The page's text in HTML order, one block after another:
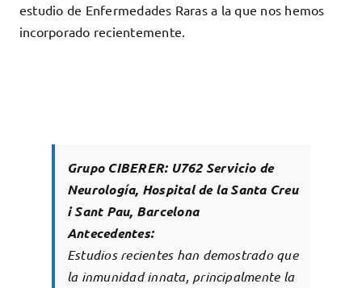
estudio de Enfermedades Raras a la que nos hemos
incorporado recientemente.
Grupo CIBERER: U762 Servicio de
Neurología, Hospital de la Santa Creu
i Sant Pau, Barcelona
Antecedentes:
Estudios recientes han demostrado que
la inmunidad innata, principalmente la